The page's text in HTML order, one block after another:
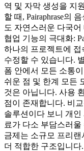
역 및 자막 생성을 지
할 때, Pairaphrase의
도 자연스러운 다국
협업 기능의 극대화:
하나의 프로젝트에
수정할 수 있습니다.
폼 안에서 모든 소통
쉬운 점 및 한계 모든
것은 아닙니다. 사용
점이 존재합니다. 비
솔루션이다 보니 개
료가 다소 부담스러울
금제는 소규모 프리랜
더 적합한 구조입니다